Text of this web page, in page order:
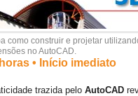
como construir e projetar
no AutoCAD.
• Início imediato
trazida pelo AutoCAD